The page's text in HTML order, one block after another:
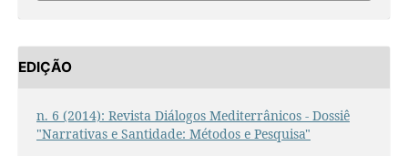
EDIÇÃO
n. 6 (2014): Revista Diálogos Mediterrânicos - Dossiê
"Narrativas e Santidade: Métodos e Pesquisa"